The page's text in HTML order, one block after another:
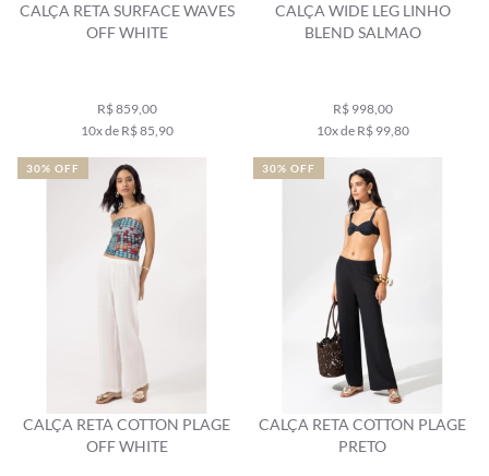
CALÇA RETA SURFACE WAVES
OFF WHITE
R$ 859,00
10x de R$ 85,90
CALÇA WIDE LEG LINHO
BLEND SALMAO
R$ 998,00
10x de R$ 99,80
CALÇA RETA COTTON PLAGE
OFF WHITE
30% OFF
CALÇA RETA COTTON PLAGE
PRETO
30% OFF